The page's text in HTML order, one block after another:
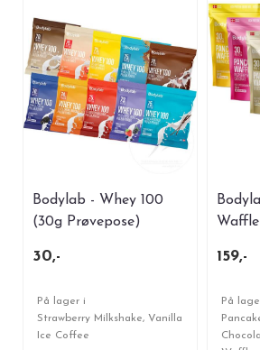
Bodylab - Whey 100
(30g Prøvepose)
30,-
På lager i
Strawberry Milkshake, Vanilla
Ice Coffee
159,-
På